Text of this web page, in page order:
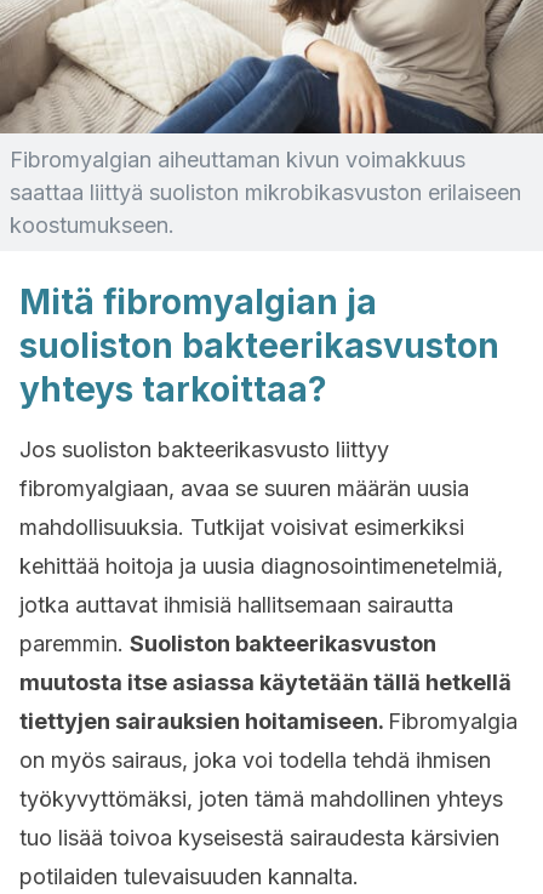
Fibromyalgian aiheuttaman kivun voimakkuus
saattaa liittyä suoliston mikrobikasvuston erilaiseen
koostumukseen.
Mitä fibromyalgian ja
suoliston bakteerikasvuston
yhteys tarkoittaa?
Jos suoliston bakteerikasvusto liittyy
fibromyalgiaan, avaa se suuren määrän uusia
mahdollisuuksia. Tutkijat voisivat esimerkiksi
kehittää hoitoja ja uusia diagnosointimenetelmiä,
jotka auttavat ihmisiä hallitsemaan sairautta
paremmin. Suoliston bakteerikasvuston
muutosta itse asiassa käytetään tällä hetkellä
tiettyjen sairauksien hoitamiseen. Fibromyalgia
on myös sairaus, joka voi todella tehdä ihmisen
työkyvyttömäksi, joten tämä mahdollinen yhteys
tuo lisää toivoa kyseisestä sairaudesta kärsivien
potilaiden tulevaisuuden kannalta.